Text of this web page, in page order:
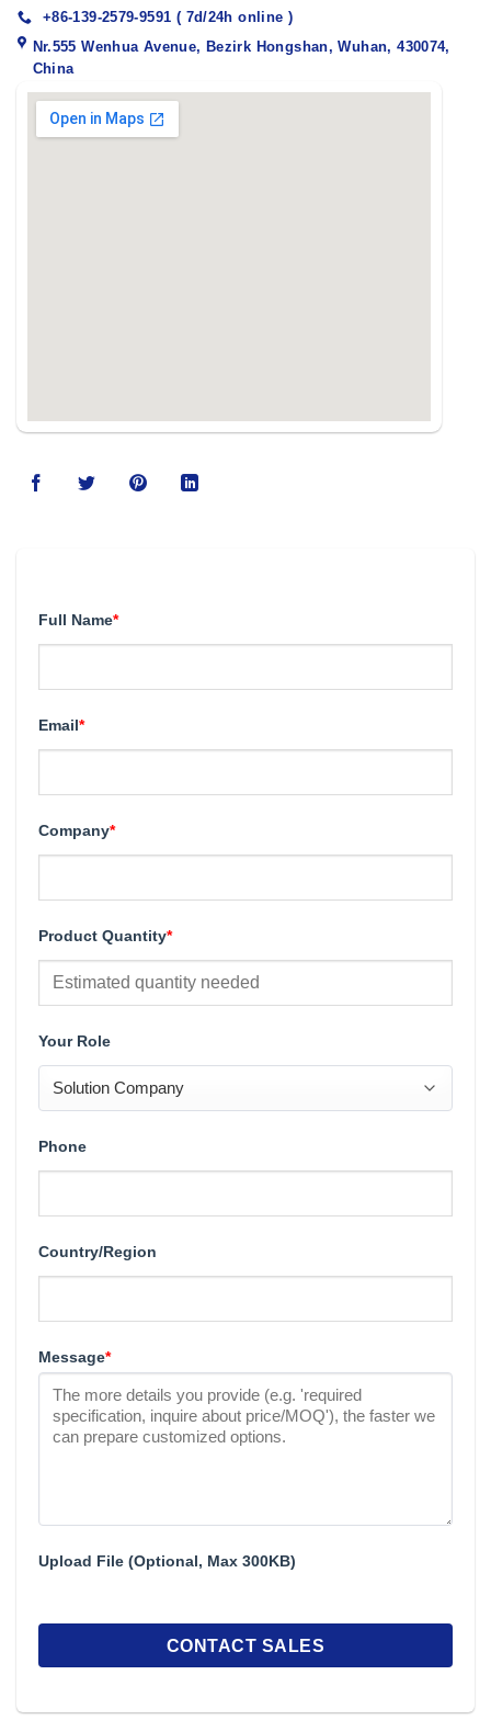
+86-139-2579-9591 ( 7d/24h online )
Nr.555 Wenhua Avenue, Bezirk Hongshan, Wuhan, 430074,
China
Full Name*
Email*
Company*
Product Quantity*
Your Role
Phone
Country/Region
Message*
Upload File (Optional, Max 300KB)